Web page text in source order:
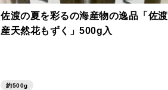
佐渡の夏を彩るの海産物の逸品「佐渡
産天然花もずく」500g入
約500g